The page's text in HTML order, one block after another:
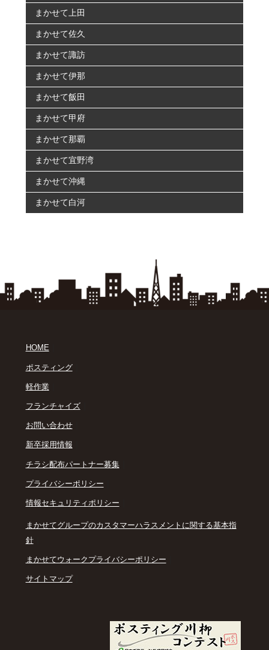
まかせて上田
まかせて佐久
まかせて諏訪
まかせて伊那
まかせて飯田
まかせて甲府
まかせて那覇
まかせて宜野湾
まかせて沖縄
まかせて白河
HOME｜
ポスティング｜
軽作業｜
フランチャイズ｜
お問い合わせ｜
新卒採用情報
チラシ配布パートナー募集｜
プライバシーポリシー
情報セキュリティポリシー
まかせてグループのカスタマーハラスメントに関する基本指
針｜
まかせてウォークプライバシーポリシー
サイトマップ｜